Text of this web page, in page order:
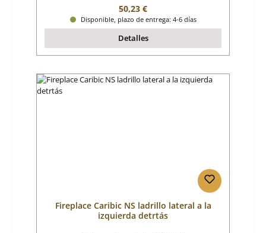
Precio normal:
50,23 €
Disponible, plazo de entrega: 4-6 días
Detalles
Fireplace Caribic NS ladrillo lateral a la
izquierda detrtás